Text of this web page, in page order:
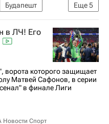
Еще5
Будапешт
(Лондон)
в ЛЧ! Его
которого защищает
Матвей Сафонов, в серии
в финале Лиги
Новости Спорт